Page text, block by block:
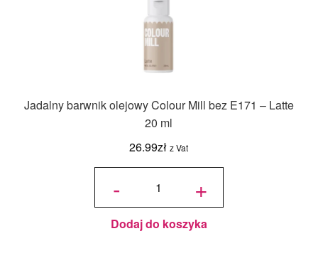
Jadalny barwnik olejowy Colour Mill bez E171 – Latte
20 ml
26.99zł z Vat
-
ilość
olejowy
Colour
Mill bez
E171 -
Latte
+
Dodaj do koszyka